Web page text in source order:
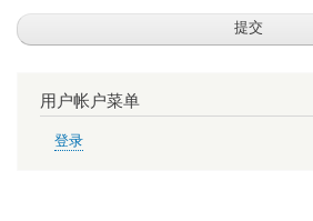
用户帐户菜单
登录